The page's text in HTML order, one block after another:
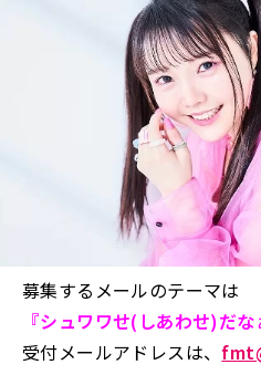
募集するメールのテーマは
『シュワワせ(しあわせ)だ
受付メールアドレスは、